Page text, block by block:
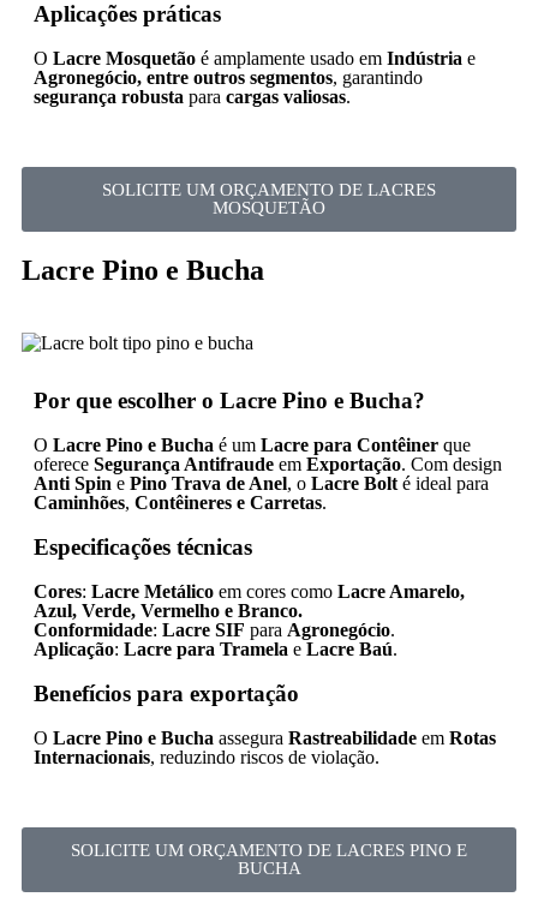
Aplicações práticas
O Lacre Mosquetão é amplamente usado em Indústria e
Agronegócio, entre outros segmentos, garantindo
segurança robusta para cargas valiosas.
SOLICITE UM ORÇAMENTO DE LACRES
MOSQUETÃO
Lacre Pino e Bucha
Por que escolher o Lacre Pino e Bucha?
O Lacre Pino e Bucha é um Lacre para Contêiner que
oferece Segurança Antifraude em Exportação. Com design
Anti Spin e Pino Trava de Anel, o Lacre Bolt é ideal para
Caminhões, Contêineres e Carretas.
Especificações técnicas
Cores: Lacre Metálico em cores como Lacre Amarelo,
Azul, Verde, Vermelho e Branco.
Conformidade: Lacre SIF para Agronegócio.
Aplicação: Lacre para Tramela e Lacre Baú.
Benefícios para exportação
O Lacre Pino e Bucha assegura Rastreabilidade em Rotas
Internacionais, reduzindo riscos de violação.
SOLICITE UM ORÇAMENTO DE LACRES PINO E
BUCHA